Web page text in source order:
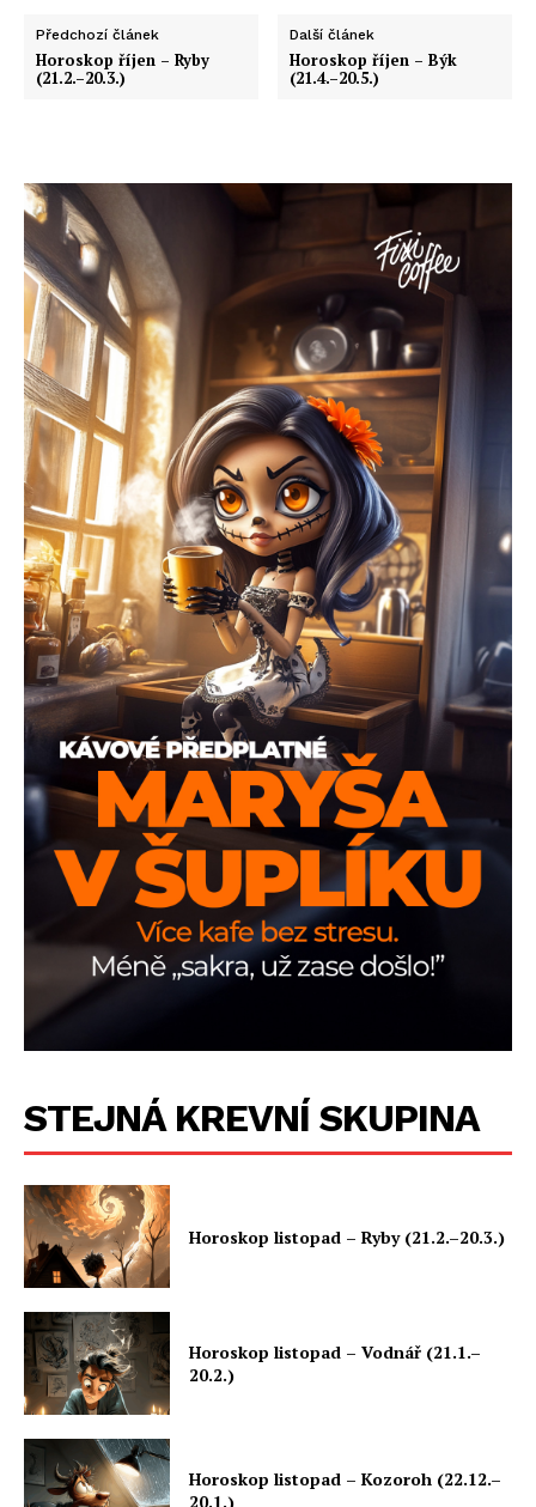
Předchozí článek
Horoskop říjen – Ryby
(21.2.–20.3.)
Další článek
Horoskop říjen – Býk
(21.4.–20.5.)
STEJNÁ KREVNÍ SKUPINA
Horoskop listopad – Ryby (21.2.–20.3.)
Horoskop listopad – Vodnář (21.1.–
20.2.)
Horoskop listopad – Kozoroh (22.12.–
20.1.)